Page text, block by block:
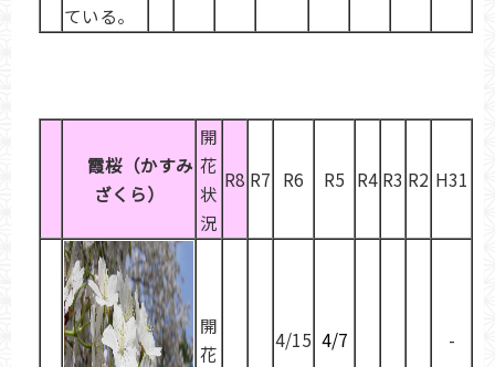
ている。
霞桜（かすみ
ざくら）
開
花
状
況
R8 R7 R6 R5 R4 R3 R2 H31
開
花
4/15 4/7 -